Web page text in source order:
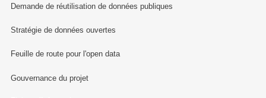
Demande de réutilisation de données publiques
Stratégie de données ouvertes
Feuille de route pour l'open data
Gouvernance du projet